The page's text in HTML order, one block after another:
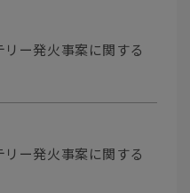
リー発火事案に関する
リー発火事案に関する